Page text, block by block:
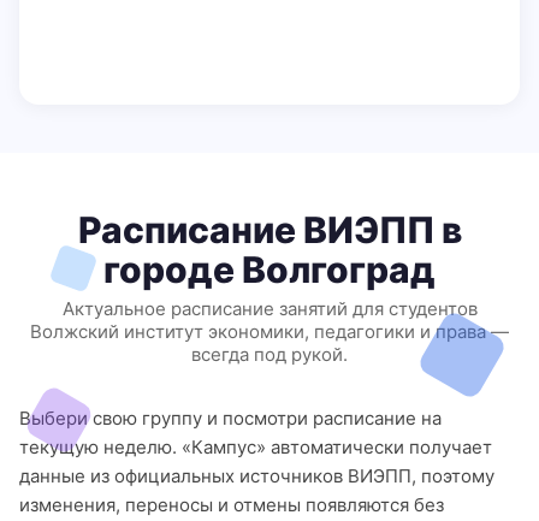
Расписание ВИЭПП в
городе Волгоград
Актуальное расписание занятий для студентов
Волжский институт экономики, педагогики и права —
всегда под рукой.
Выбери свою группу и посмотри расписание на
текущую неделю. «Кампус» автоматически получает
данные из официальных источников ВИЭПП, поэтому
изменения, переносы и отмены появляются без